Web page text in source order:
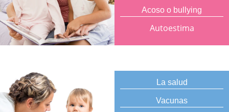
Acoso o bullying
Autoestima
La salud
Vacunas